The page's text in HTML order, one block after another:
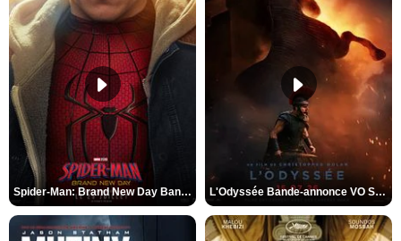
Spider-Man: Brand New Day Bande-annonce VO STFR L'Odyssée Bande-annonce VO STFR